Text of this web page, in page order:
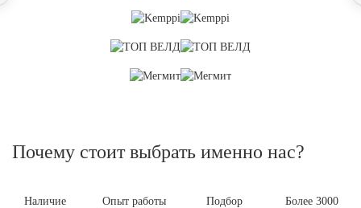
Почему стоит выбрать именно нас?
Наличие
Опыт работы
Подбор
Более 3000